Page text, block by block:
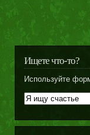
Ищете что-то?
Используйте